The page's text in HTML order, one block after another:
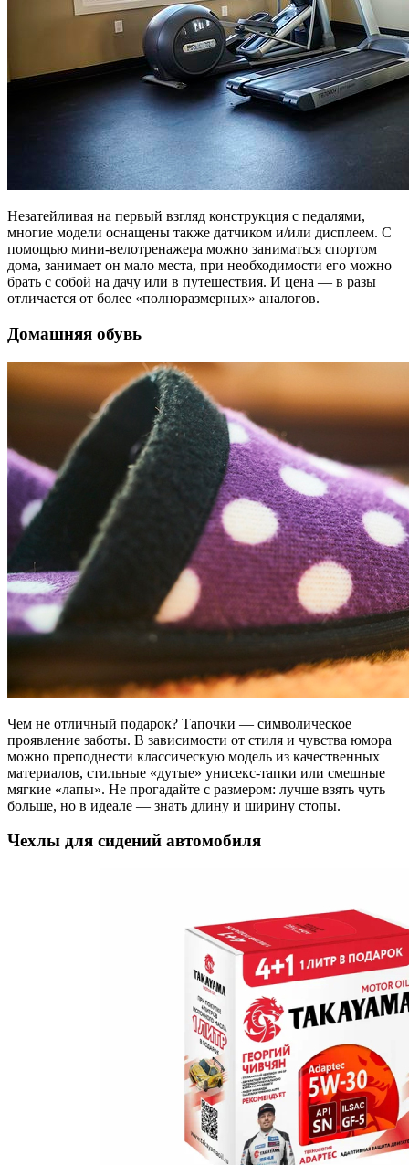
Незатейливая на первый взгляд конструкция с педалями,
многие модели оснащены также датчиком и/или дисплеем. С
помощью мини-велотренажера можно заниматься спортом
дома, занимает он мало места, при необходимости его можно
брать с собой на дачу или в путешествия. И цена — в разы
отличается от более «полноразмерных» аналогов.
Домашняя обувь
Чем не отличный подарок? Тапочки — символическое
проявление заботы. В зависимости от стиля и чувства юмора
можно преподнести классическую модель из качественных
материалов, стильные «дутые» унисекс-тапки или смешные
мягкие «лапы». Не прогадайте с размером: лучше взять чуть
больше, но в идеале — знать длину и ширину стопы.
Чехлы для сидений автомобиля